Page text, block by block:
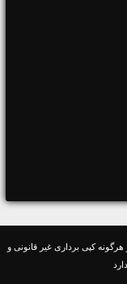
کپی برداری غیر قانونی و